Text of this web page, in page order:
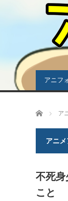
アニフ
ホーム ア
アニ
不死身
こと